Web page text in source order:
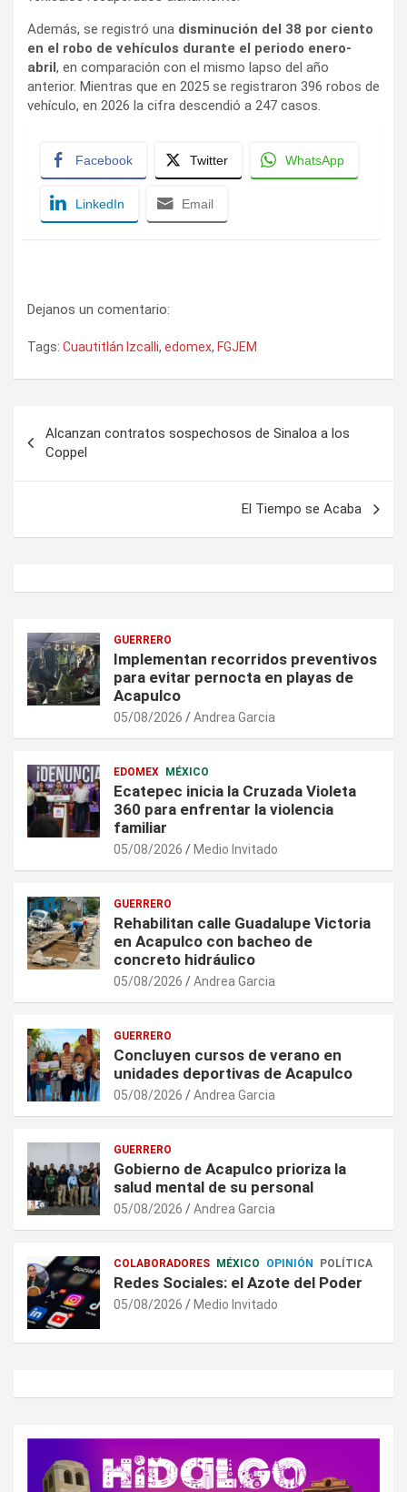
Además, se registró una disminución del 38 por ciento
en el robo de vehículos durante el periodo enero-
abril , en comparación con el mismo lapso del año
anterior. Mientras que en 2025 se registraron 396 robos de
vehículo, en 2026 la cifra descendió a 247 casos.
Facebook Twitter WhatsApp
LinkedIn Email
Dejanos un comentario:
Tags: Cuautitlán Izcalli, edomex, FGJEM
de
entradas
Alcanzan contratos sospechosos de Sinaloa a los
Coppel
El Tiempo se Acaba
GUERRERO
Implementan recorridos preventivos
para evitar pernocta en playas de
Acapulco
05/08/2026 Andrea Garcia
EDOMEX MÉXICO
Ecatepec inicia la Cruzada Violeta
360 para enfrentar la violencia
familiar
05/08/2026 Medio Invitado
GUERRERO
Rehabilitan calle Guadalupe Victoria
en Acapulco con bacheo de
concreto hidráulico
05/08/2026 Andrea Garcia
GUERRERO
Concluyen cursos de verano en
unidades deportivas de Acapulco
05/08/2026 Andrea Garcia
GUERRERO
Gobierno de Acapulco prioriza la
salud mental de su personal
05/08/2026 Andrea Garcia
COLABORADORES MÉXICO OPINIÓN POLÍTICA
Redes Sociales: el Azote del Poder
05/08/2026 Medio Invitado